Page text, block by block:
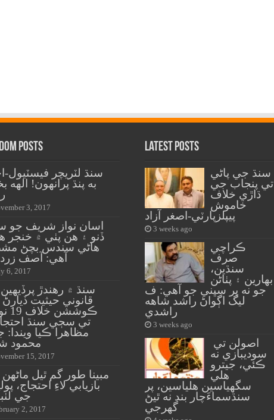
Posts
سنڌ لٽريچر فيسٽيول-
به پنڌ پرانهون!
3, 2017
اسان نواز شريف جو
ڏنو ۽ هن پٺي ۾ خنجر
هاڻي سندس بچڻ
آهي: آصف
6, 2017
سنڌ ۾ رهندڙ
قانوني حيثيت
ڪوششن
تي سڄي سنڌ
مظاهرا ڪيا ويندا:
محمود
15, 2017
مبينا طور گم ٿيل
بازيابي لاءِ احتجاج،
جي
2, 2017
Latest Posts
سنڌ جي پاڻي
تي پنجاب جي
ڌاڙي خلاف
خاموش
پيپلزپارٽي-اصغر آزاد
3 weeks ago
ڪراچي
صرف
سنڌين،
بهارين ۽ پٺاڻن
جو نه پر سڀني جو آهي: ف
ليگ اڳواڻ راشد شاهه
راشدي
3 weeks ago
سوديبازي نه
ڪئي، جيترو
هلي
سگهياسين هلياسين، پر
سنڌسماءَچار بند نه ٿيڻ
گهرجي